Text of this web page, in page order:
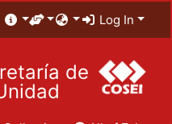
Log In
de